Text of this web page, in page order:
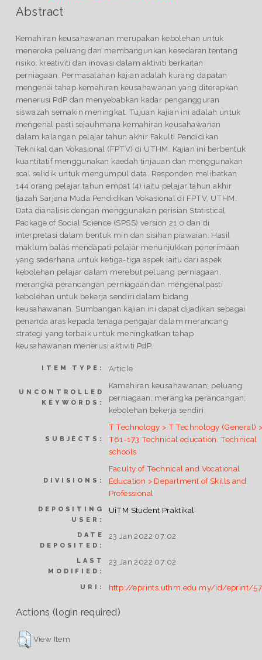
Abstract
Kemahiran keusahawanan merupakan kebolehan untuk
meneroka peluang dan membangunkan kesedaran tentang
risiko, kreativiti dan inovasi dalam aktiviti berkaitan
perniagaan. Permasalahan kajian adalah kurang dapatan
mengenai tahap kemahiran keusahawanan yang diterapkan
menerusi PdP dan menyebabkan kadar pengangguran
siswazah semakin meningkat. Tujuan kajian ini adalah untuk
mengenal pasti sejauhmana kemahiran keusahawanan
dalam kalangan pelajar tahun akhir Fakulti Pendidikan
Teknikal dan Vokasional (FPTV) di UTHM. Kajian ini berbentuk
kuantitatif menggunakan kaedah tinjauan dan menggunakan
soal selidik untuk mengumpul data. Responden melibatkan
144 orang pelajar tahun empat (4) iaitu pelajar tahun akhir
Ijazah Sarjana Muda Pendidikan Vokasional di FPTV, UTHM.
Data dianalisis dengan menggunakan perisian Statistical
Package of Social Science (SPSS) version 21.0 dan di
interpretasi dalam bentuk min dan sisihan piawaian. Hasil
maklum balas mendapati pelajar menunjukkan penerimaan
yang sederhana untuk ketiga-tiga aspek iaitu dari aspek
kebolehan pelajar dalam merebut peluang perniagaan,
merangka perancangan perniagaan dan mengenalpasti
kebolehan untuk bekerja sendiri dalam bidang
keusahawanan. Sumbangan kajian ini dapat dijadikan sebagai
penanda aras kepada tenaga pengajar dalam merancang
strategi yang terbaik untuk meningkatkan tahap
keusahawanan menerusi aktiviti PdP.
ITEM TYPE: Article
UNCONTROLLED
KEYWORDS:
Kamahiran keusahawanan; peluang
perniagaan; merangka perancangan;
kebolehan bekerja sendiri
SUBJECTS:
T Technology > T Technology (General)
T61-173 Technical education. Technical
schools
DIVISIONS:
Faculty of Technical and Vocational
Education > Department of Skills and
Professional
DEPOSITING
USER:
UiTM Student Praktikal
DATE
DEPOSITED:
23 Jan 2022 07:02
LAST
MODIFIED:
23 Jan 2022 07:02
URI: http://eprints.uthm.edu.my/id/eprint/
Actions (login required)
View Item